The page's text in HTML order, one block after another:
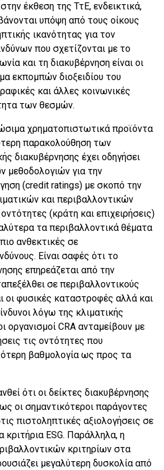
έκθεση της ΤτΕ, ενδεικτικά,
υπόψη από τους οίκους
ικανότητας για τον
που σχετίζονται με το
και τη διακυβέρνηση είναι οι
εκπομπών διοξειδίου του
και άλλες κοινωνικές
των θεσμών.
χρηματοπιστωτικά προϊόντα
παρακολούθηση των
διακυβέρνησης έχει οδηγήσει
μεθοδολογιών για την
(credit ratings) με σκοπό την
και περιβαλλοντικών
(κράτη και επιχειρήσεις)
τα περιβαλλοντικά θέματα
ανθεκτικές σε
Είναι σαφές ότι το
επηρεάζεται από την
σε περιβαλλοντικούς
οι φυσικές καταστροφές αλλά και
λόγω της κλιματικής
οργανισμοί CRA ανταμείβουν με
τις οντότητες που
βαθμολογία ως προς τα
ότι οι δείκτες διακυβέρνησης
οι σημαντικότεροι παράγοντες
πιστοληπτικές αξιολογήσεις σε
ESG. Παράλληλα, η
κριτηρίων στα
μεγαλύτερη δυσκολία από